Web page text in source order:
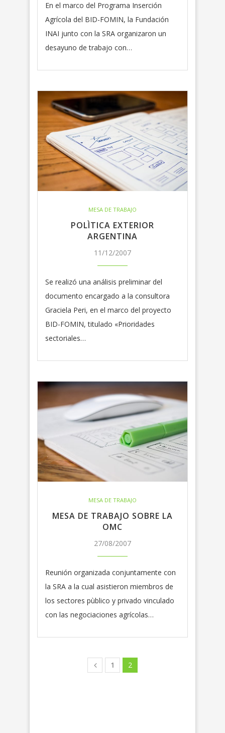
En el marco del Programa Inserción
Agrícola del BID-FOMIN, la Fundación
INAI junto con la SRA organizaron un
desayuno de trabajo con…
MESA DE TRABAJO
POLÌTICA EXTERIOR
ARGENTINA
11/12/2007
Se realizó una análisis preliminar del
documento encargado a la consultora
Graciela Peri, en el marco del proyecto
BID-FOMIN, titulado «Prioridades
sectoriales…
MESA DE TRABAJO
MESA DE TRABAJO SOBRE LA
OMC
27/08/2007
Reunión organizada conjuntamente con
la SRA a la cual asistieron miembros de
los sectores pùblico y privado vinculado
con las negociaciones agrícolas…
1 2